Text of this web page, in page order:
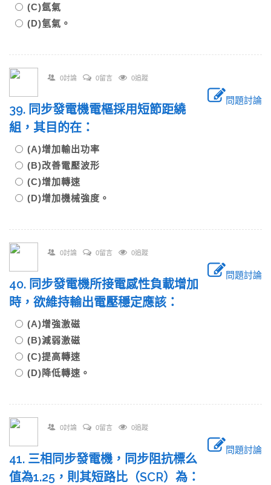
(C)氬氣
(D)氫氣。
0討論 0留言 0追蹤
問題討論
39. 同步發電機電樞採用短節距繞
組，其目的在：
(A)增加輸出功率
(B)改善電壓波形
(C)增加轉速
(D)增加機械強度。
0討論 0留言 0追蹤
問題討論
40. 同步發電機所接電感性負載增加
時，欲維持輸出電壓穩定應該：
(A)增強激磁
(B)減弱激磁
(C)提高轉速
(D)降低轉速。
0討論 0留言 0追蹤
問題討論
41. 三相同步發電機，同步阻抗標么
值為1.25，則其短路比（SCR）為：